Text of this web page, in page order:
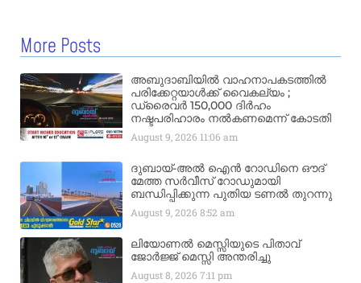
More Posts
അബുദാബിയിൽ വാഹനാപകടത്തിൽ
പരിക്കേറ്റയാൾക്ക് വൈകല്യം ;
ഡ്രൈവർ 150,000 ദിർഹം
നഷ്ടപരിഹാരം നൽകണമെന്ന് കോടതി
August 9, 2026 11:06 am
ദുബായ്-അൽ ഐൻ റോഡിനെ ഔദ്
മേത്ത സർവീസ് റോഡുമായി
ബന്ധിപ്പിക്കുന്ന പുതിയ ടണൽ തുറന്നു
August 9, 20268:52 am
ലിയോണൽ മെസ്സിയുടെ പിതാവ്
ജോർജ്ജ് മെസ്സി അന്തരിച്ചു
August 8, 20267:11 pm